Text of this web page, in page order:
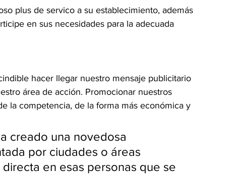
plus de servico a su establecimiento, además
en sus necesidades para la adecuada
hacer llegar nuestro mensaje publicitario
área de acción. Promocionar nuestros
la competencia, de la forma más económica y
creado una novedosa
por ciudades o áreas
en esas personas que se